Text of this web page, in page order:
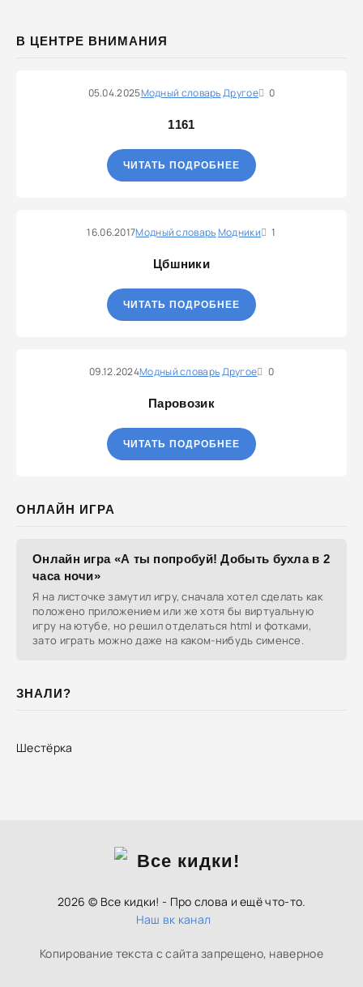
В ЦЕНТРЕ ВНИМАНИЯ
05.04.2025Модный словарьДругое 0
1161
ЧИТАТЬ ПОДРОБНЕЕ
16.06.2017Модный словарьМодники 1
Цбшники
ЧИТАТЬ ПОДРОБНЕЕ
09.12.2024Модный словарьДругое 0
Паровозик
ЧИТАТЬ ПОДРОБНЕЕ
ОНЛАЙН ИГРА
Онлайн игра «А ты попробуй! Добыть бухла в 2
часа ночи»
Я на листочке замутил игру, сначала хотел сделать как
положено приложением или же хотя бы виртуальную
игру на ютубе, но решил отделаться html и фотками,
зато играть можно даже на каком-нибудь сименсе.
ЗНАЛИ?
Шестёрка
2026 © Все кидки! - Про слова и ещё что-то.
Наш вк канал
Копирование текста с сайта запрещено, наверное